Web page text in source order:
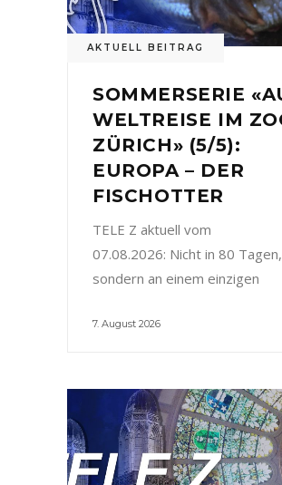
AKTUELL BEITRAG
SOMMERSERIE
WELTREISE IM
ZÜRICH» (5/5):
EUROPA – DER
FISCHOTTER
TELE Z aktuell vom
07.08.2026: Nicht in 80 Tagen,
sondern an einem einzigen
7. August 2026